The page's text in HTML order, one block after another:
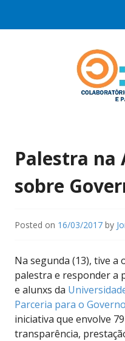
Palestra na
sobre
Posted on 16/03/2017 by
Na segunda (13), tive
palestra e responder a
e alunxs da
Parceria para o
iniciativa que envolve
transparência,